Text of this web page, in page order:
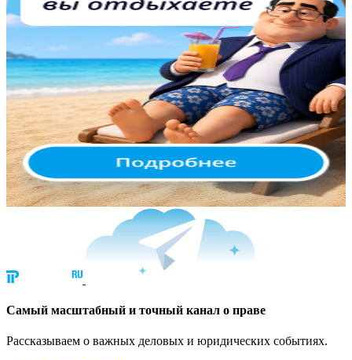
Cамый масштабный и точный канал о праве
Рассказываем о важных деловых и юридических событиях.